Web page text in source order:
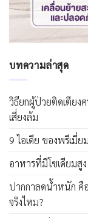
บทความล่าสุด
วิธียกผู้ป่วยติดเตียง
เสี่ยงล้ม
9 ไอเดีย ของพรีเมี่
อาหารที่มีโซเดียมสู
ปากกาลดน้ำหนัก คื
จริงไหม?